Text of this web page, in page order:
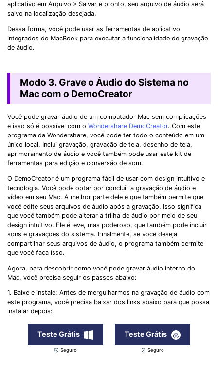
aplicativo em Arquivo > Salvar e pronto, seu arquivo de áudio será
salvo na localização desejada.
Dessa forma, você pode usar as ferramentas de aplicativo
integrados do MacBook para executar a funcionalidade de gravação
de áudio.
Modo 3. Grave o Áudio do Sistema no
Mac com o DemoCreator
Você pode gravar áudio de um computador Mac sem complicações
e isso só é possível com o Wondershare DemoCreator. Com este
programa da Wondershare, você pode ter todo o conteúdo em um
único local. Inclui gravação, gravação de tela, desenho de tela,
aprimoramento de áudio e você também pode usar este kit de
ferramentas para edição e conversão de som.
O DemoCreator é um programa fácil de usar com design intuitivo e
tecnologia. Você pode optar por concluir a gravação de áudio e
vídeo em seu Mac. A melhor parte dele é que também permite que
você edite seus arquivos de áudio após a gravação. Isso significa
que você também pode alterar a trilha de áudio por meio de seu
design intuitivo. Ele é leve, mas poderoso, que também pode incluir
sons e gravações do sistema. Finalmente, se você deseja
compartilhar seus arquivos de áudio, o programa também permite
que você faça isso.
Agora, para descobrir como você pode gravar áudio interno do
Mac, você precisa seguir os passos abaixo:
1. Baixe e instale: Antes de mergulharmos na gravação de áudio com
este programa, você precisa baixar dos links abaixo para que possa
instalar depois:
Teste Grátis
Seguro
Teste Grátis
Seguro